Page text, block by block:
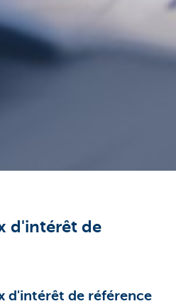
d'intérêt de
d'intérêt de référence